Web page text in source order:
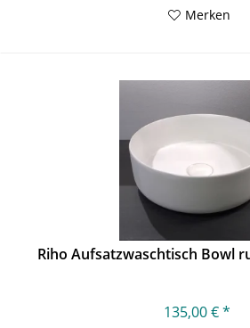
Merken
Riho Aufsatzwaschtisch Bowl
135,00 € *